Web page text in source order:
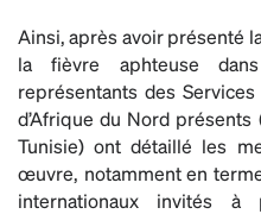
Ainsi, après avoir présenté
la fièvre aphteuse
représentants des
d’Afrique du Nord
Tunisie) ont détaillé les
œuvre, notamment en
internationaux invités